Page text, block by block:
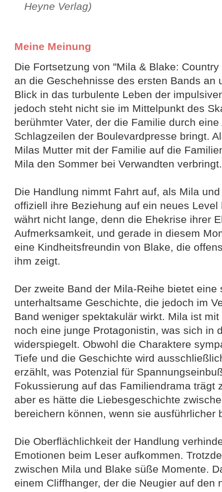
Heyne Verlag)
Meine Meinung
Die Fortsetzung von "Mila & Blake:
an die Geschehnisse des ersten Bands an
Blick in das turbulente Leben der
jedoch steht nicht sie im Mittelpunkt des
berühmter Vater, der die Familie durch
Schlagzeilen der Boulevardpresse bringt.
Milas Mutter mit der Familie auf die
Mila den Sommer bei Verwandten verbringt.
Die Handlung nimmt Fahrt auf, als Mila
offiziell ihre Beziehung auf ein neues
währt nicht lange, denn die Ehekrise ihrer
Aufmerksamkeit, und gerade in diesem
eine Kindheitsfreundin von Blake, die
ihm zeigt.
Der zweite Band der Mila-Reihe bietet eine
unterhaltsame Geschichte, die jedoch im
Band weniger spektakulär wirkt. Mila ist
noch eine junge Protagonistin, was sich in
widerspiegelt. Obwohl die Charaktere
Tiefe und die Geschichte wird
erzählt, was Potenzial für
Fokussierung auf das Familiendrama trägt
aber es hätte die Liebesgeschichte
bereichern können, wenn sie ausführlicher
Die Oberflächlichkeit der Handlung
Emotionen beim Leser aufkommen.
zwischen Mila und Blake süße Momente.
einem Cliffhanger, der die Neugier auf den